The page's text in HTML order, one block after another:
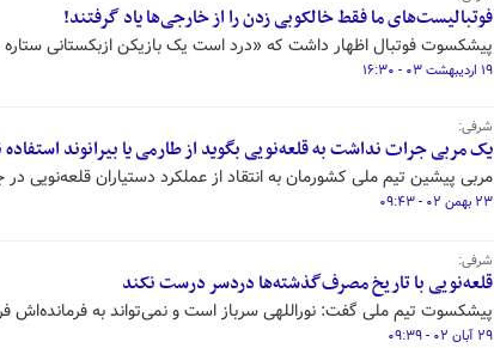
فوتبالیست‌های ما فقط خالکوبی زدن را از خارجی‌ها یاد گرفتند!
پیشکسوت فوتبال اظهار داشت که «درد است یک بازیکن ازبکستانی
۱۹ اردیبهشت ۰۳ - ۱۶:۳۰
شرفی:
یک مربی جرات نداشت به قلعه‌نویی بگوید از طارمی یا بیرانوند
مربی پیشین تیم ملی کشورمان به انتقاد از عملکرد دستیاران قلعه‌نویی
۲۳ بهمن ۰۲ - ۰۹:۴۳
شرفی:
قلعه‌نویی با تاریخ مصرف‌گذشته‌ها دردسر درست نکند
پیشکسوت تیم ملی گفت: نوراللهی سرباز است و نمی‌تواند به فرمانده‌اش
۲۹ آبان ۰۲ - ۰۹:۳۹